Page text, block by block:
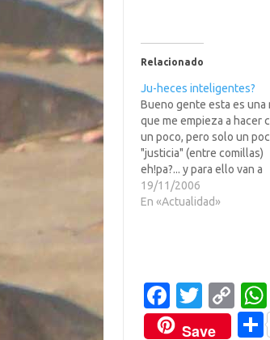
Relacionado
Ju-heces inteligentes?
Bueno gente esta es una
que me empieza a hacer
un poco, pero solo un
"justicia" (entre comillas)
eh!pa?... y para ello van a
necesitar la ayuda
porque ellos solos no se
19/11/2006
En «Actualidad»
Fa
c
T
w
C
o
Save
C